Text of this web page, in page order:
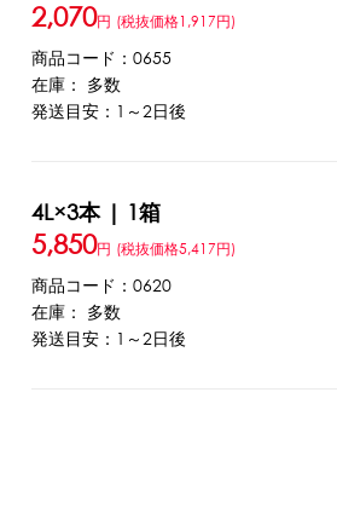
ソース・クリーム・フィリング等
機
2,070円 (税抜価格1,917円)
商品コード：0655
在庫： 多数
発送目安：1～2日後
4L×3本 | 1箱
5,850円 (税抜価格5,417円)
商品コード：0620
在庫： 多数
発送目安：1～2日後